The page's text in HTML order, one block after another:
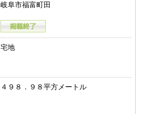
岐阜市福富町田
宅地
４９８．９８平方メートル